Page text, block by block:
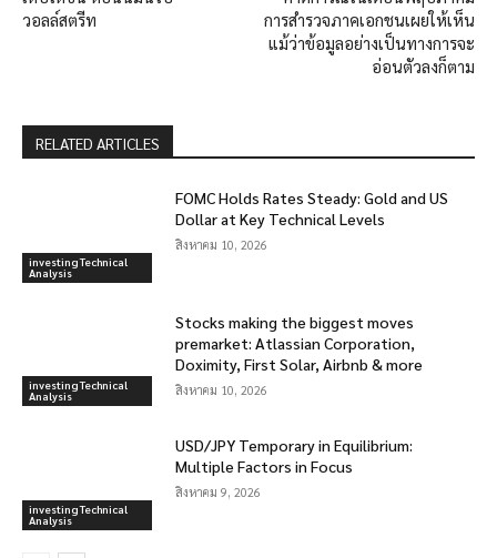
วอลล์สตรีท
การสำรวจภาคเอกชนเผยให้เห็น
แม้ว่าข้อมูลอย่างเป็นทางการจะ
อ่อนตัวลงก็ตาม
RELATED ARTICLES
investing Technical
Analysis
FOMC Holds Rates Steady: Gold and US
Dollar at Key Technical Levels
สิงหาคม 10, 2026
investing Technical
Analysis
Stocks making the biggest moves
premarket: Atlassian Corporation,
Doximity, First Solar, Airbnb & more
สิงหาคม 10, 2026
investing Technical
Analysis
USD/JPY Temporary in Equilibrium:
Multiple Factors in Focus
สิงหาคม 9, 2026